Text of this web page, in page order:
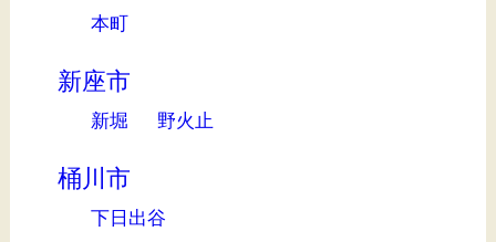
本町
新座市
新堀 野火止
桶川市
下日出谷